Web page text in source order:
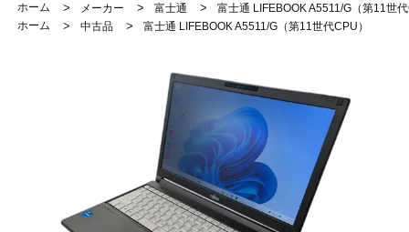
ホーム
> メーカー > 富士通 >
富士通 LIFEBOOK A5511/G（第11世
ホーム
> 中古品 > 富士通 LIFEBOOK A5511/G（第11世代CPU）